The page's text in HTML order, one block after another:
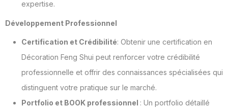
expertise.
Développement Professionnel
Certification et Crédibilité: Obtenir une certification en
Décoration Feng Shui peut renforcer votre crédibilité
professionnelle et offrir des connaissances spécialisées qui
distinguent votre pratique sur le marché.
Portfolio et BOOK professionnel : Un portfolio détaillé